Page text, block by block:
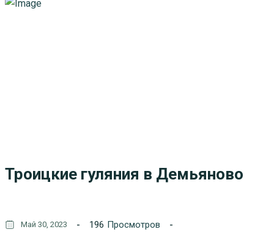
Троицкие гуляния в Демьяново
Май 30, 2023 196 Просмотров